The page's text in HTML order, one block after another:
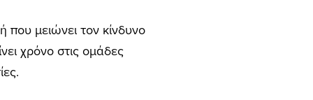
που μειώνει τον κίνδυνο
χρόνο στις ομάδες